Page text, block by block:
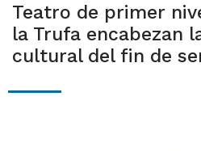
Teatro de primer
la Trufa encabezan
cultural del fin de